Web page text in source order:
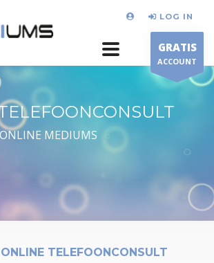
LOG IN
GRATIS
ACCOUNT
MEDIUMS
ONLINE TELEFOONCONSULT